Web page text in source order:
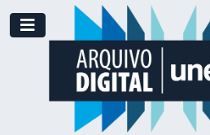
Skip to main content
Toggle navigation